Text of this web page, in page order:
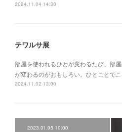
2024.11.04 14:30
テワルサ展
部屋を使われるひとが変わるたび、部
が変わるのがおもしろい。ひとことでこ
2024.11.02 13:00
2023.01.05 10:00